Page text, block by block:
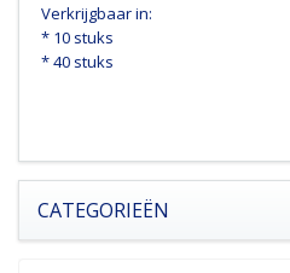
Verkrijgbaar in:
* 10 stuks
* 40 stuks
CATEGORIEËN